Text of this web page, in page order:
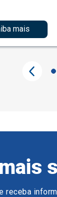
mais
receba